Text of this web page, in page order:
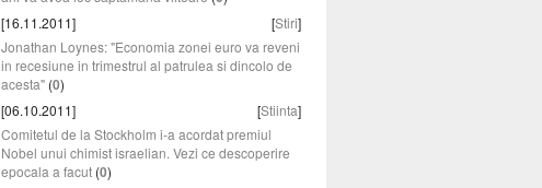
[16.11.2011]
[Stiri]
Jonathan Loynes: "Economia zonei euro va reveni
in recesiune in trimestrul al patrulea si dincolo de
acesta" (0)
[06.10.2011]
[Stiinta]
Comitetul de la Stockholm i-a acordat premiul
Nobel unui chimist israelian. Vezi ce descoperire
epocala a facut (0)